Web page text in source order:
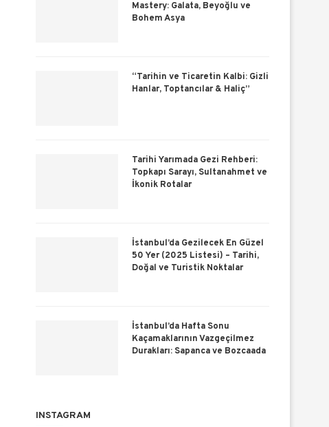
Mastery: Galata, Beyoğlu ve
Bohem Asya
“Tarihin ve Ticaretin Kalbi: Gizli
Hanlar, Toptancılar & Haliç”
Tarihi Yarımada Gezi Rehberi:
Topkapı Sarayı, Sultanahmet ve
İkonik Rotalar
İstanbul’da Gezilecek En Güzel
50 Yer (2025 Listesi) – Tarihi,
Doğal ve Turistik Noktalar
İstanbul’da Hafta Sonu
Kaçamaklarının Vazgeçilmez
Durakları: Sapanca ve Bozcaada
INSTAGRAM